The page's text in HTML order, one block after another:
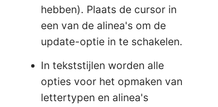
hebben). Plaats de cursor in
een van de alinea's om de
update-optie in te schakelen.
In tekststijlen worden alle
opties voor het opmaken van
lettertypen en alinea's